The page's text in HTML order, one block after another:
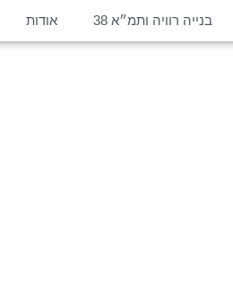
בנייה רוויה ותמ״א 38 אודות